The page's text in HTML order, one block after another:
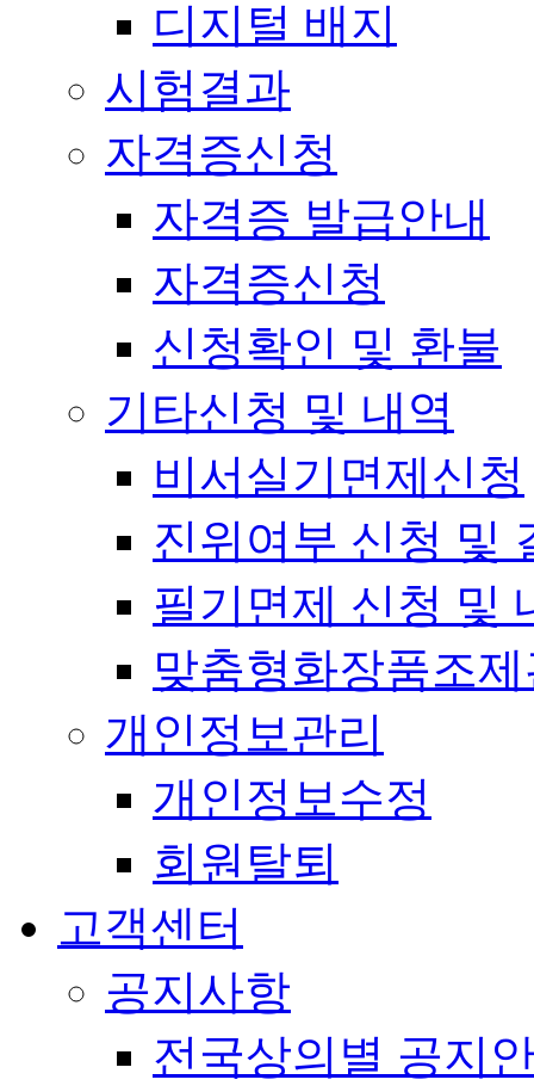
디지털 배지
시험결과
자격증신청
자격증 발급안내
자격증신청
신청확인 및 환불
기타신청 및 내역
비서실기면제신청
진위여부 신청 및
필기면제 신청 및
맞춤형화장품조
개인정보관리
개인정보수정
회원탈퇴
고객센터
공지사항
전국상의별 공지